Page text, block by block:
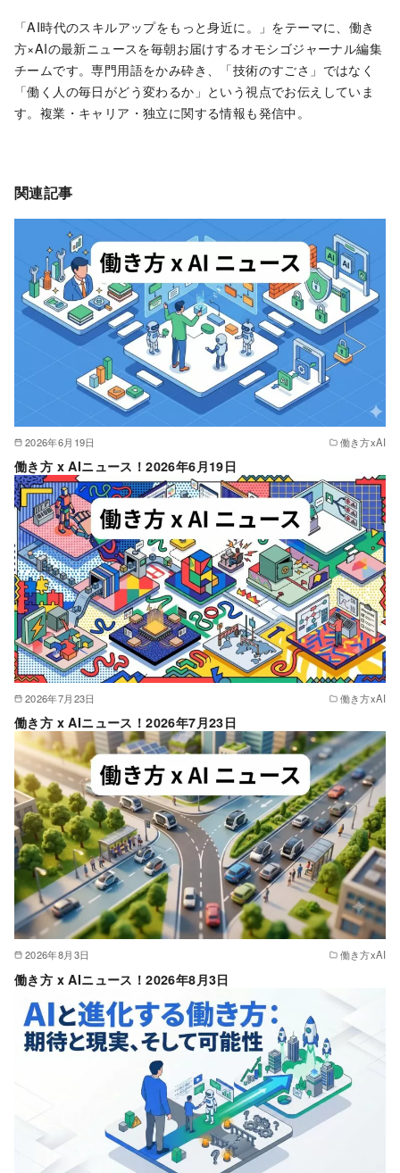
「AI時代のスキルアップをもっと身近に。」をテーマに、働き
方×AIの最新ニュースを毎朝お届けするオモシゴジャーナル編集
チームです。専門用語をかみ砕き、「技術のすごさ」ではなく
「働く人の毎日がどう変わるか」という視点でお伝えしていま
す。複業・キャリア・独立に関する情報も発信中。
関連記事
2026年6月19日 働き方xAI
働き方 x AIニュース！2026年6月19日
2026年7月23日 働き方xAI
働き方 x AIニュース！2026年7月23日
2026年8月3日 働き方xAI
働き方 x AIニュース！2026年8月3日